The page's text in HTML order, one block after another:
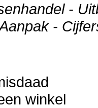
-
-
winkel